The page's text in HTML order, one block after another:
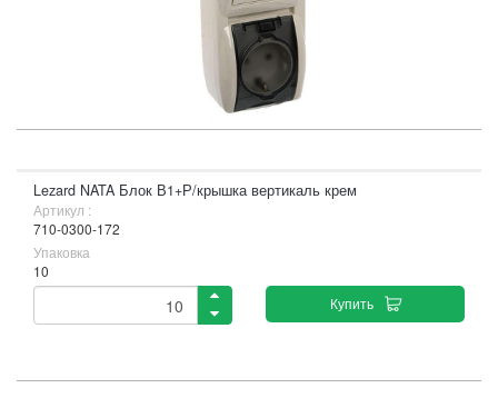
Lezard NATA Блок В1+Р/крышка вертикаль крем
Артикул :
710-0300-172
Упаковка
10
Купить